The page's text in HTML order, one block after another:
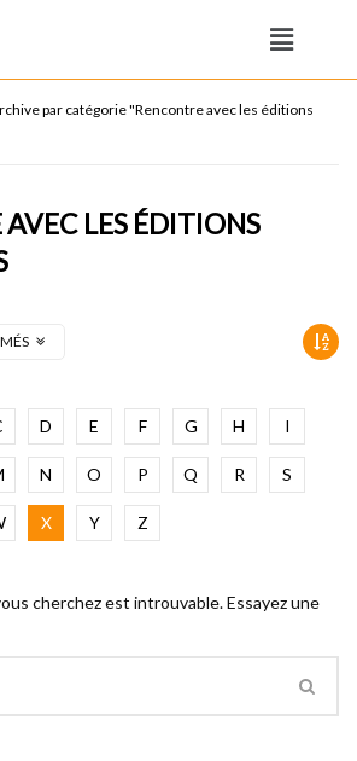
par catégorie "Rencontre avec les éditions
LES ÉDITIONS
D E F G H I
N O P Q R S
X Y Z
cherchez est introuvable. Essayez une